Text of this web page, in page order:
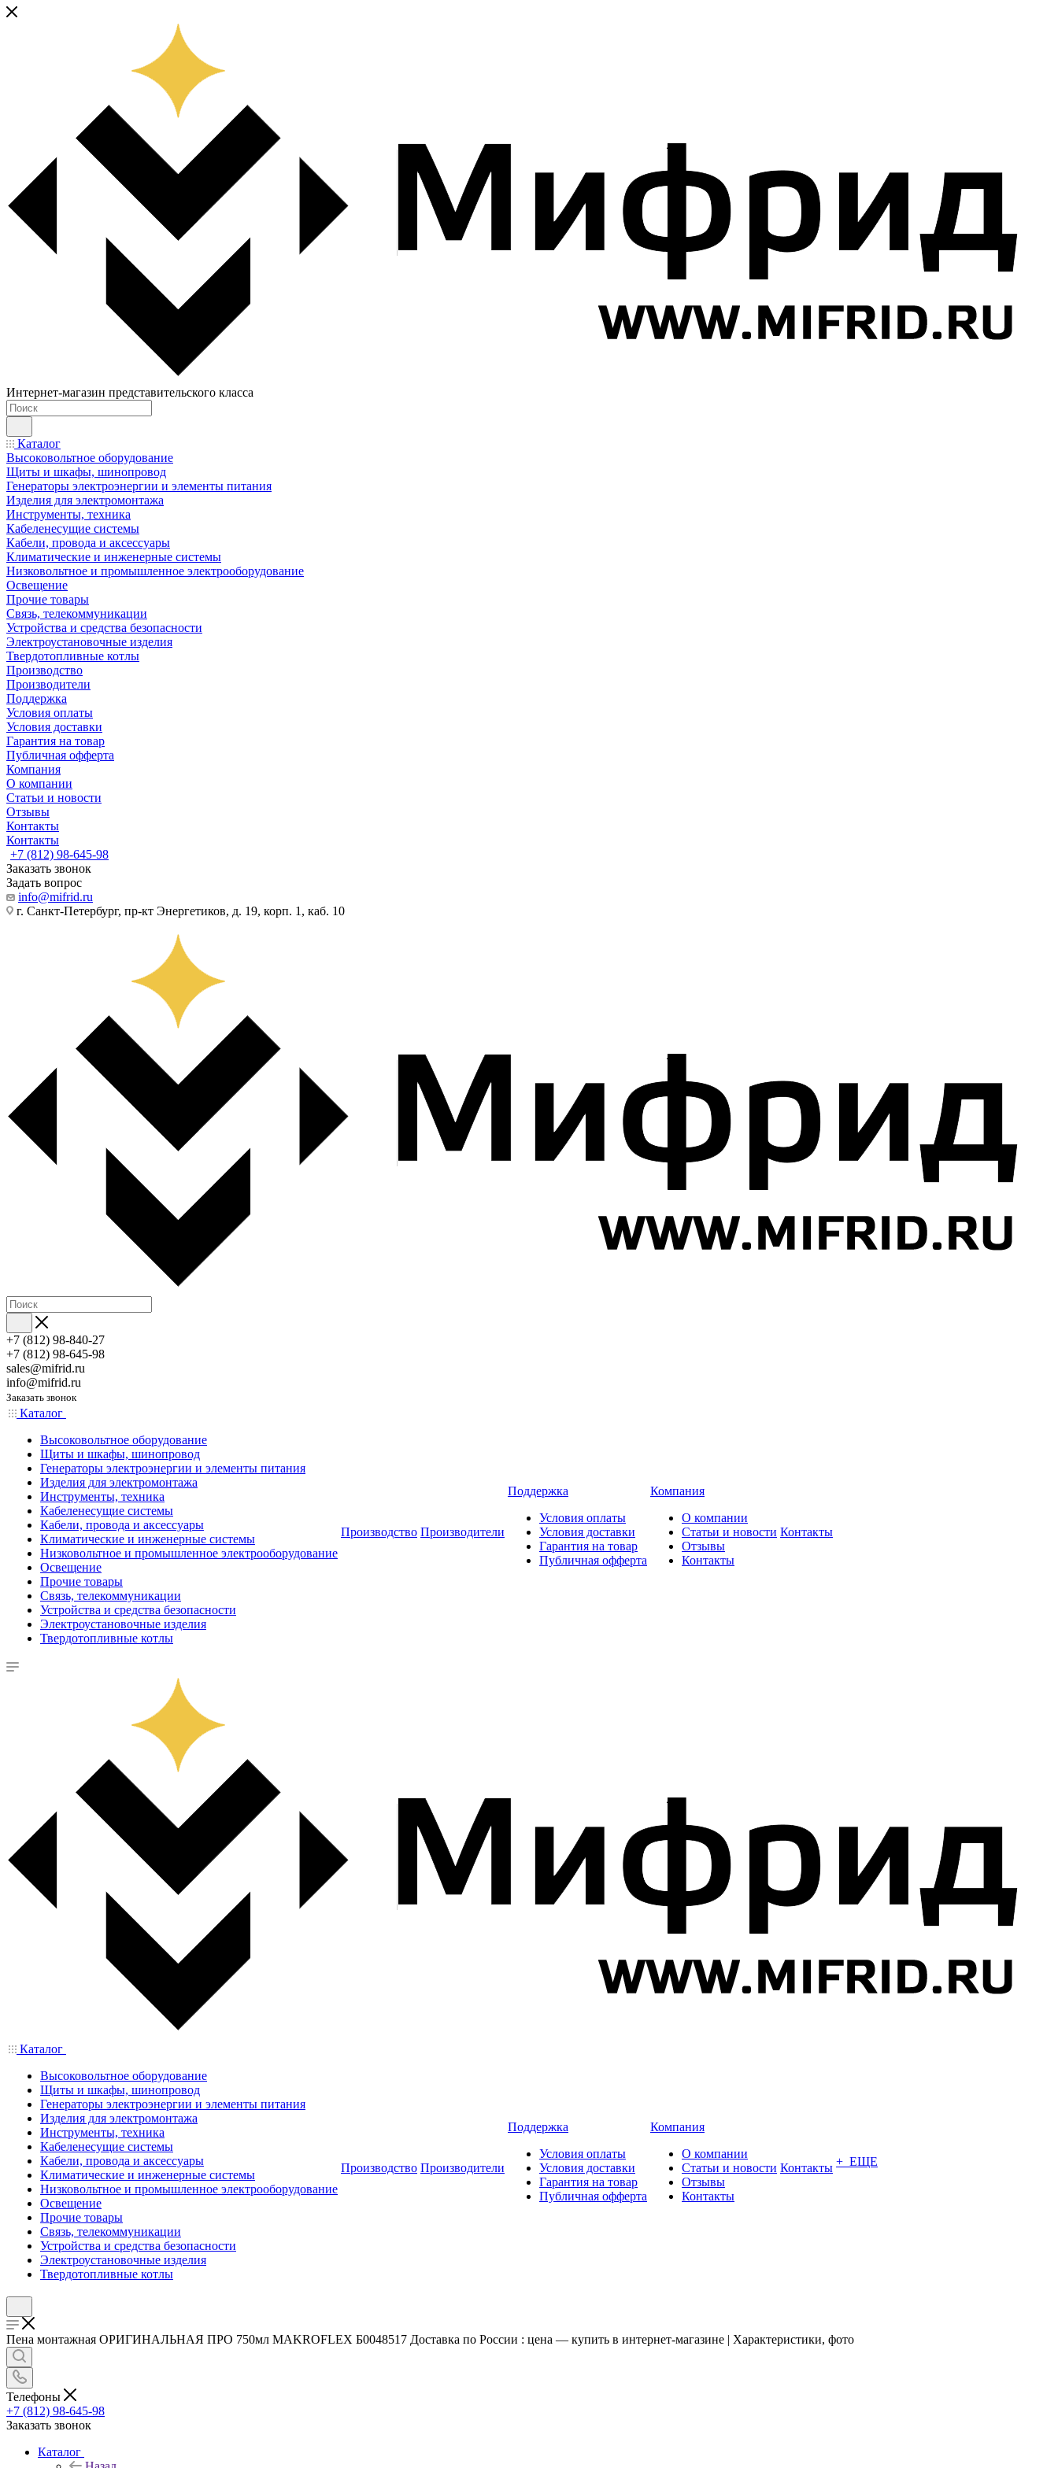
Интернет-магазин представительского класса
Каталог
Высоковольтное оборудование
Щиты и шкафы, шинопровод
Генераторы электроэнергии и элементы питания
Изделия для электромонтажа
Инструменты, техника
Кабеленесущие системы
Кабели, провода и аксессуары
Климатические и инженерные системы
Низковольтное и промышленное электрооборудование
Освещение
Прочие товары
Связь, телекоммуникации
Устройства и средства безопасности
Электроустановочные изделия
Твердотопливные котлы
Производство
Производители
Поддержка
Условия оплаты
Условия доставки
Гарантия на товар
Публичная офферта
Компания
О компании
Статьи и новости
Отзывы
Контакты
Контакты
+7 (812) 98-645-98
Заказать звонок
Задать вопрос
info@mifrid.ru
г. Санкт-Петербург, пр-кт Энергетиков, д. 19, корп. 1, каб. 10
+7 (812) 98-840-27
+7 (812) 98-645-98
sales@mifrid.ru
info@mifrid.ru
Заказать звонок
Каталог
Высоковольтное оборудование
Щиты и шкафы, шинопровод
Генераторы электроэнергии и элементы питания
Изделия для электромонтажа
Инструменты, техника
Кабеленесущие системы
Кабели, провода и аксессуары
Климатические и инженерные системы
Низковольтное и промышленное электрооборудование
Освещение
Прочие товары
Связь, телекоммуникации
Устройства и средства безопасности
Электроустановочные изделия
Твердотопливные котлы
Производство Производители
Поддержка
Условия оплаты
Условия доставки
Гарантия на товар
Публичная офферта
Компания
О компании
Статьи и новости
Отзывы
Контакты
Контакты
Каталог
Высоковольтное оборудование
Щиты и шкафы, шинопровод
Генераторы электроэнергии и элементы питания
Изделия для электромонтажа
Инструменты, техника
Кабеленесущие системы
Кабели, провода и аксессуары
Климатические и инженерные системы
Низковольтное и промышленное электрооборудование
Освещение
Прочие товары
Связь, телекоммуникации
Устройства и средства безопасности
Электроустановочные изделия
Твердотопливные котлы
Производство Производители
Поддержка
Условия оплаты
Условия доставки
Гарантия на товар
Публичная офферта
Компания
О компании
Статьи и новости
Отзывы
Контакты
Контакты + ЕЩЕ
Пена монтажная ОРИГИНАЛЬНАЯ ПРО 750мл MAKROFLEX Б0048517 Доставка по России : цена — купить в интернет-магазине | Характеристики, фото
Телефоны
+7 (812) 98-645-98
Заказать звонок
Каталог